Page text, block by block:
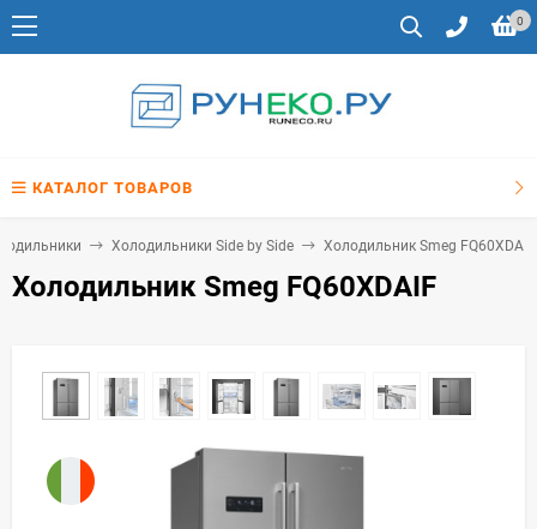
0
КАТАЛОГ ТОВАРОВ
Холодильники Side by Side Холодильник Smeg FQ60XDAIF
Холодильник Smeg FQ60XDAIF